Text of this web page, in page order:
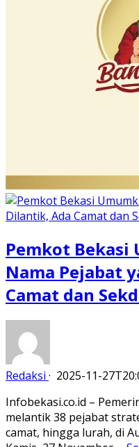
Pemkot Bekasi
Nama Pejabat
Camat dan
Redaksi · 2025-11-
Infobekasi.co.id –
melantik 38 pejabat
camat, hingga lurah, di